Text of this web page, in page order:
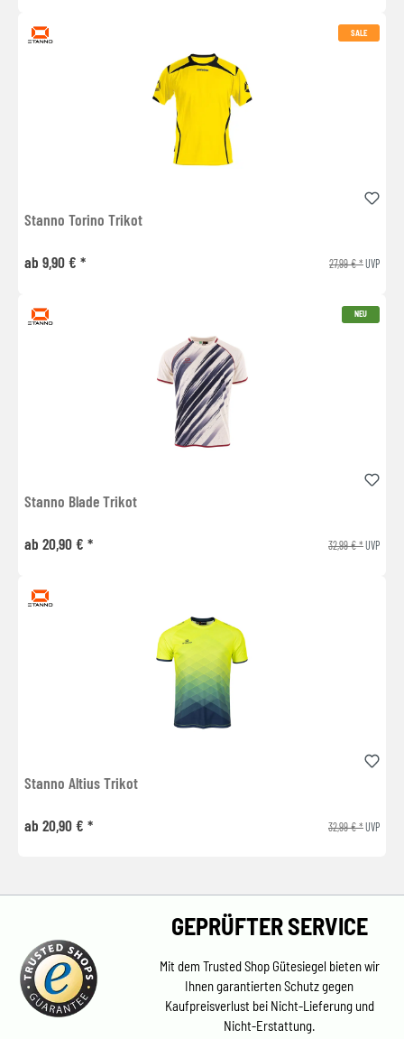
SALE
Stanno Torino Trikot
ab 9,90 € * 27,99 € *UVP
NEU
Stanno Blade Trikot
ab 20,90 € * 32,99 € *UVP
Stanno Altius Trikot
ab 20,90 € * 32,99 € *UVP
GEPRÜFTER SERVICE
Mit dem Trusted Shop Gütesiegel bieten wir
Ihnen garantierten Schutz gegen
Kaufpreisverlust bei Nicht-Lieferung und
Nicht-Erstattung.